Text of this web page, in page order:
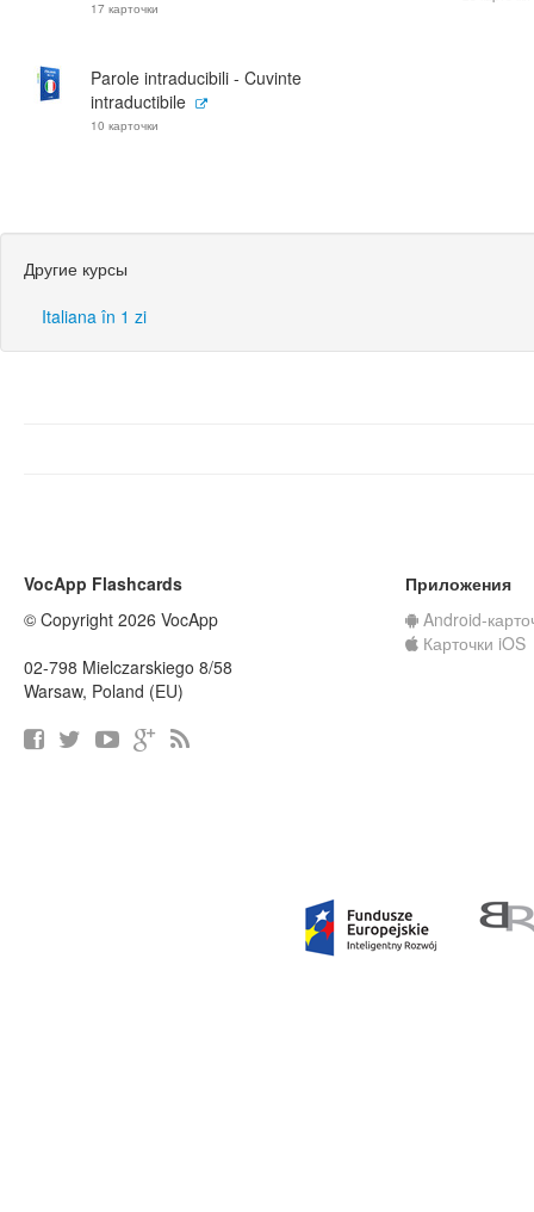
17 карточки
Parole intraducibili - Cuvinte
intraductibile
10 карточки
Другие курсы
Italiana în 1 zi
VocApp Flashcards
© Copyright 2026 VocApp
02-798 Mielczarskiego 8/58
Warsaw, Poland (EU)
Приложения
Android-
Карточки iOS